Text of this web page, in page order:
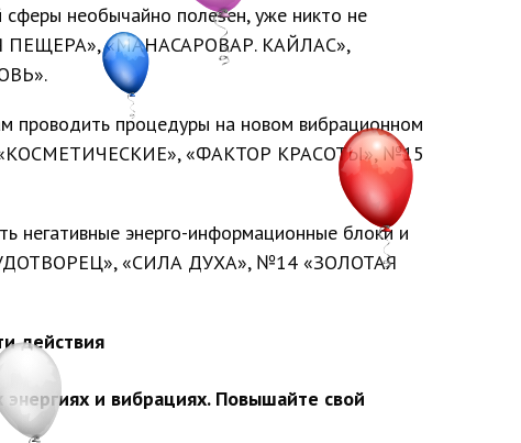
необычайно полезен, уже никто не
ПЕЩЕРА», «МАНАСАРОВАР. КАЙЛАС»,
проводить процедуры на новом вибрационном
«КОСМЕТИЧЕСКИЕ», «ФАКТОР КРАСОТЫ», №15
негативные энерго-информационные блоки и
«СИЛА ДУХА», №14 «ЗОЛОТАЯ
действия
и вибрациях. Повышайте свой